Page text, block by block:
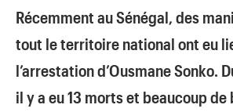
Récemment au Sénégal, des
tout le territoire national ont eu
l’arrestation d’Ousmane Sonko.
il y a eu 13 morts et beaucoup de